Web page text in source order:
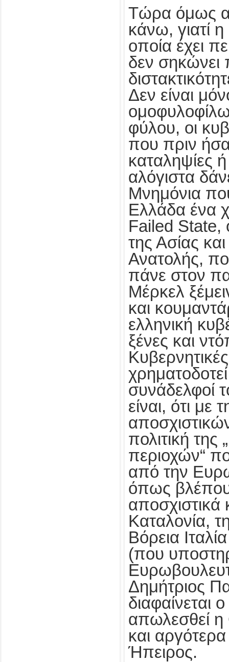
Τώρα όμως
κάνω, γιατί
οποία έχει
δεν σηκώνει
Δεν είναι
φύλου, οι
που πριν
καταληψίες
αλόγιστα
Μνημόνια
Ελλάδα ένα
Failed State,
της Ασίας
Ανατολής,
πάνε στον
Μέρκελ
και
ελληνική
ξένες και
συνάδελφοί
είναι, ότι με
πολιτική
περιοχών“
από την
όπως
αποσχιστικά
Καταλονία,
Βόρεια
(που
Δημήτριος
διαφαίνεται
απωλεσθεί
και
Ήπειρος.